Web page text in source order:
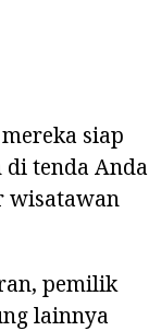
siap
tenda Anda
wisatawan
pemilik
lainnya